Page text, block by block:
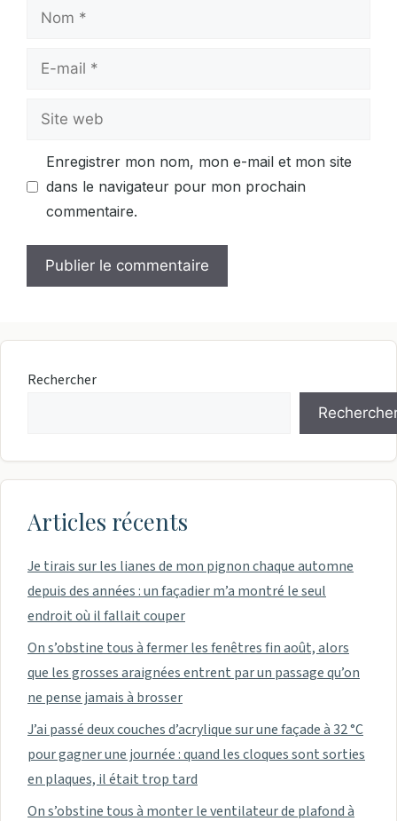
Nom
Site
Enregistrer mon nom, mon e-mail et mon site
dans le navigateur pour mon prochain
commentaire.
Rechercher
Articles récents
Je tirais sur les lianes de mon pignon chaque automne
depuis des années : un façadier m’a montré le seul
endroit où il fallait couper
On s’obstine tous à fermer les fenêtres fin août, alors
que les grosses araignées entrent par un passage qu’on
ne pense jamais à brosser
J’ai passé deux couches d’acrylique sur une façade à 32 °C
pour gagner une journée : quand les cloques sont sorties
en plaques, il était trop tard
On s’obstine tous à monter le ventilateur de plafond à